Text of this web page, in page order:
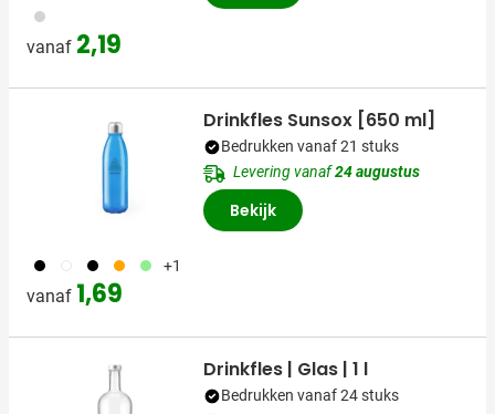
970
vanaf 2,19
001 970 005 007 029 +1
vanaf 1,69
Drinkfles Sunsox [650 ml]
Bedrukken vanaf 21 stuks
Levering vanaf24 augustus
Bekijk
Drinkfles | Glas | 1 l
Bedrukken vanaf 24 stuks